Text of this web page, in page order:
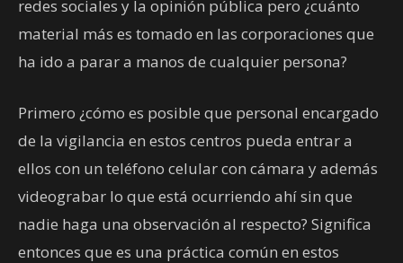
redes sociales y la opinión pública pero ¿cuánto
material más es tomado en las corporaciones que
ha ido a parar a manos de cualquier persona?
Primero ¿cómo es posible que personal encargado
de la vigilancia en estos centros pueda entrar a
ellos con un teléfono celular con cámara y además
videograbar lo que está ocurriendo ahí sin que
nadie haga una observación al respecto? Significa
entonces que es una práctica común en estos